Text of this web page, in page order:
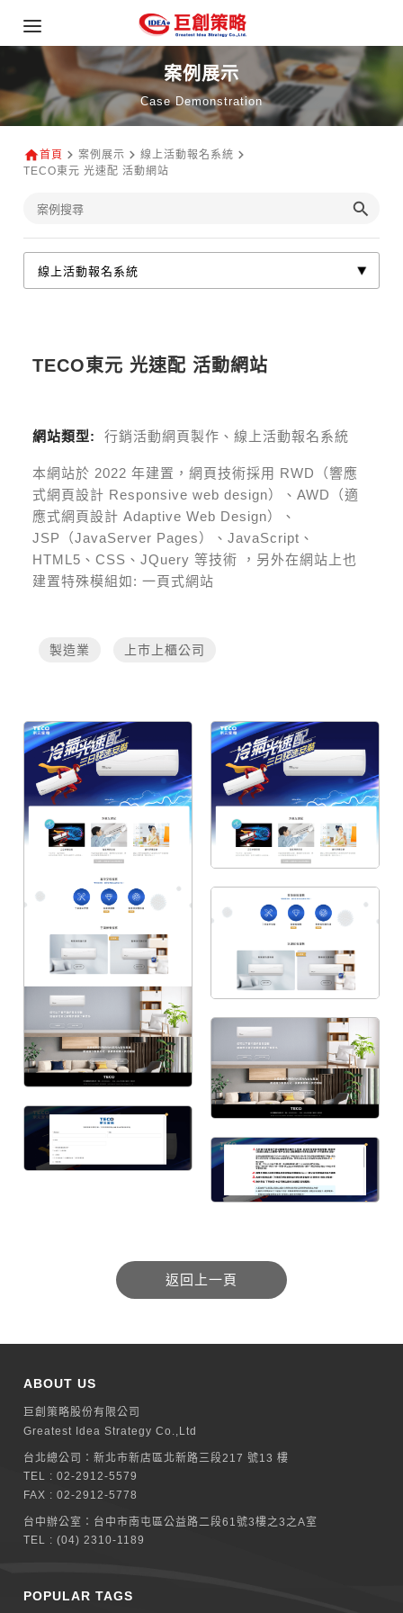
案例展示
Case Demonstration
首頁 案例展示
線上活動報名系統
TECO東元 光速配 活動網站
TECO東元 光速配 活動網站
網站類型: 行銷活動網頁製作、線上活動報名系統
本網站於 2022 年建置，網頁技術採用 RWD（響應
式網頁設計 Responsive web design）、AWD（適
應式網頁設計 Adaptive Web Design）、
JSP（JavaServer Pages）、JavaScript、
HTML5、CSS、JQuery 等技術
，另外在網站上也
建置特殊模組如:一頁式網站
製造業 上巿上櫃公司
ABOUT US
巨創策略股份有限公司
Greatest Idea Strategy Co.,Ltd
台北總公司：新北巿新店區北新路三段217 號13 樓
TEL :02-2912-5579
FAX : 02-2912-5778
台中辦公室： 台中市南屯區公益路二段61號3樓之3之A室
TEL :(04) 2310-1189
POPULAR TAGS